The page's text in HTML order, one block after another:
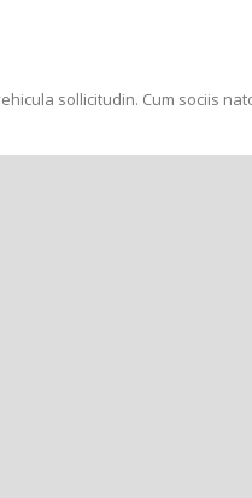
sollicitudin. Cum sociis